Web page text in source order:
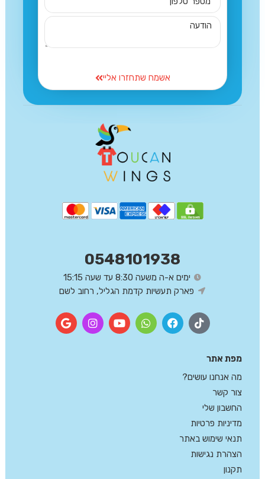
אשמח שתחזרו אליי
מפת אתר
מה אנחנו עושים?
צור קשר
החשבון שלי
מדיניות פרטיות
תנאי שימוש באתר
הצהרת נגישות
תקנון
0548101938
ימים א-ה משעה 8:30 עד שעה 15:15
פארק תעשיות קדמת הגליל, רחוב לשם